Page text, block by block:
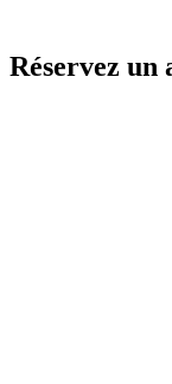
Réservez un